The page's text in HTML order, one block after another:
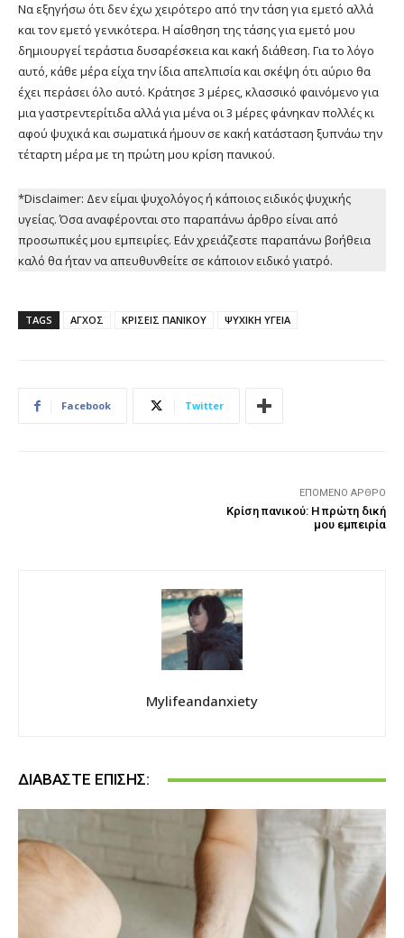
Να εξηγήσω ότι δεν έχω χειρότερο από την τάση για εμετό αλλά
και τον εμετό γενικότερα. Η αίσθηση της τάσης για εμετό μου
δημιουργεί τεράστια δυσαρέσκεια και κακή διάθεση. Για το λόγο
αυτό, κάθε μέρα είχα την ίδια απελπισία και σκέψη ότι αύριο θα
έχει περάσει όλο αυτό. Κράτησε 3 μέρες, κλασσικό φαινόμενο για
μια γαστρεντερίτιδα αλλά για μένα οι 3 μέρες φάνηκαν πολλές κι
αφού ψυχικά και σωματικά ήμουν σε κακή κατάσταση ξυπνάω την
τέταρτη μέρα με τη πρώτη μου κρίση πανικού.
*Disclaimer: Δεν είμαι ψυχολόγος ή κάποιος ειδικός ψυχικής
υγείας. Όσα αναφέρονται στο παραπάνω άρθρο είναι από
προσωπικές μου εμπειρίες. Εάν χρειάζεστε παραπάνω βοήθεια
καλό θα ήταν να απευθυνθείτε σε κάποιον ειδικό γιατρό.
TAGS ΑΓΧΟΣ ΚΡΙΣΕΙΣ ΠΑΝΙΚΟΥ ΨΥΧΙΚΗ ΥΓΕΙΑ
Facebook Twitter
ΕΠΌΜΕΝΟ ΆΡΘΡΟ
Κρίση πανικού: Η πρώτη δική
μου εμπειρία
Mylifeandanxiety
ΔΙΑΒΆΣΤΕ ΕΠΊΣΗΣ: